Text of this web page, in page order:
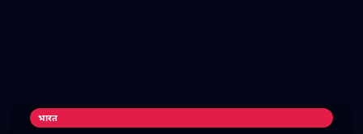
भारत